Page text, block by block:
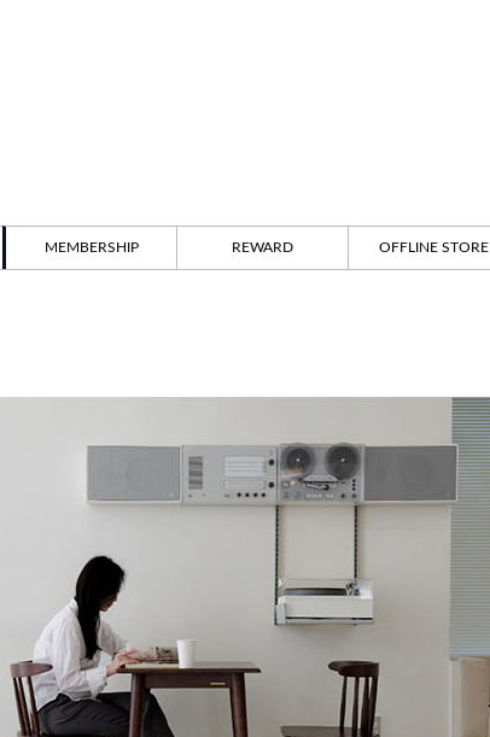
MEMBERSHIP REWARD OFFLINE STORE